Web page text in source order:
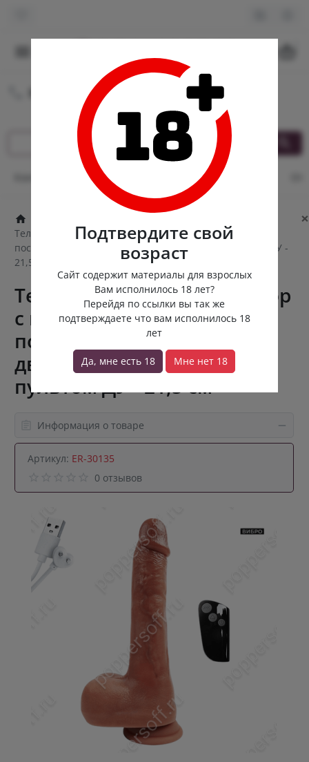
Подтвердите свой
возраст
Сайт содержит материалы для взрослых
Вам исполнилось 18 лет?
Перейдя по ссылки вы так же
подтверждаете что вам исполнилось 18
лет
Да, мне есть 18 Мне нет 18
8 (980) 222-88-55
Круглосуточная доставка
Оплата и доставка Кэшбек
×
Телесный вибратор-ротатор с возвратно-
поступательными движениями, нагревом и пультом ДУ -
21,5 см
Телесный вибратор-ротатор
с возвратно-
поступательными
движениями, нагревом и
пультом ДУ - 21,5 см
Информация о товаре
Артикул: ER-30135
0 отзывов